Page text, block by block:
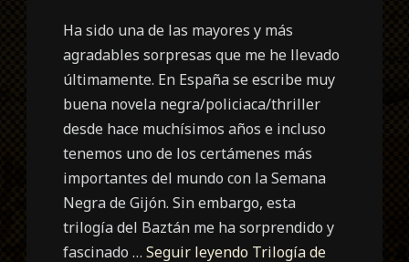
Ha sido una de las mayores y más
agradables sorpresas que me he llevado
últimamente. En España se escribe muy
buena novela negra/policiaca/thriller
desde hace muchísimos años e incluso
tenemos uno de los certámenes más
importantes del mundo con la Semana
Negra de Gijón. Sin embargo, esta
trilogía del Baztán me ha sorprendido y
fascinado …Seguir leyendo Trilogía de